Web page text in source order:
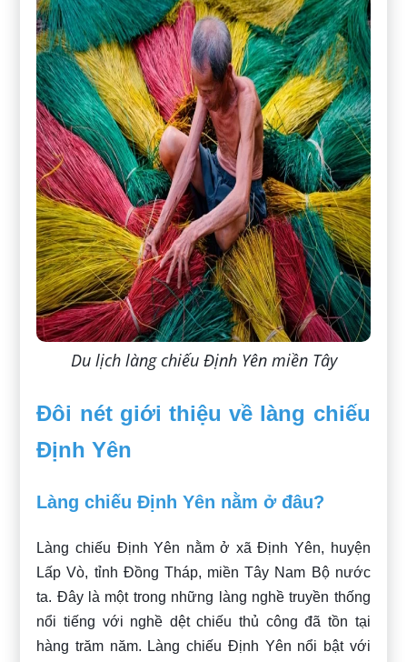
Du lịch làng chiếu Định Yên miền Tây
Đôi nét giới thiệu về làng chiếu
Định Yên
Làng chiếu Định Yên nằm ở đâu?
Làng chiếu Định Yên nằm ở xã Định Yên, huyện
Lấp Vò, tỉnh Đồng Tháp, miền Tây Nam Bộ nước
ta. Đây là một trong những làng nghề truyền thống
nổi tiếng với nghề dệt chiếu thủ công đã tồn tại
hàng trăm năm. Làng chiếu Định Yên nổi bật với